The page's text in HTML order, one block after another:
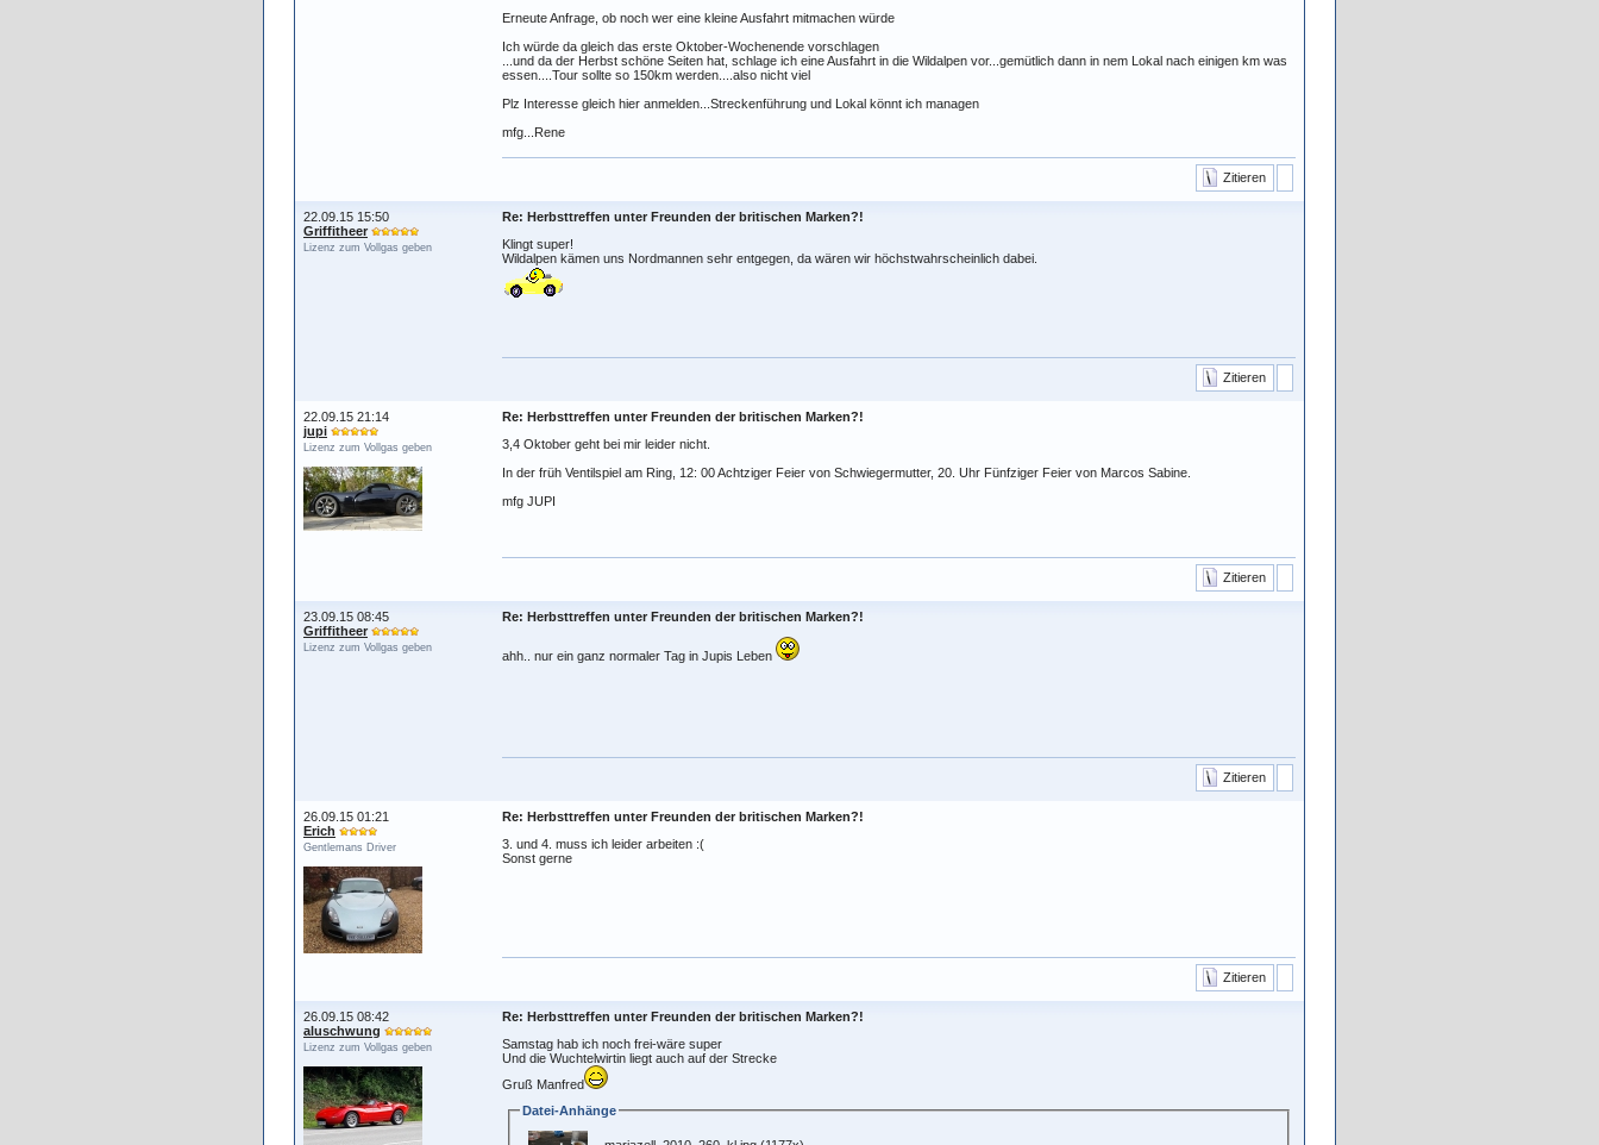
Erneute Anfrage, ob noch wer eine kleine Ausfahrt mitmachen würde
Ich würde da gleich das erste Oktober-Wochenende vorschlagen
...und da der Herbst schöne Seiten hat, schlage ich eine Ausfahrt in die Wildalpen vor...gemütlich dann in nem Lokal nach einigen km was
essen....Tour sollte so 150km werden....also nicht viel
Plz Interesse gleich hier anmelden...Streckenführung und Lokal könnt ich managen
mfg...Rene
Zitieren
22.09.15 15:50
Griffitheer
Lizenz zum Vollgas geben
Re: Herbsttreffen unter Freunden der britischen Marken?!
Klingt super!
Wildalpen kämen uns Nordmannen sehr entgegen, da wären wir höchstwahrscheinlich dabei.
Zitieren
22.09.15 21:14
jupi
Lizenz zum Vollgas geben
Re: Herbsttreffen unter Freunden der britischen Marken?!
3,4 Oktober geht bei mir leider nicht.
In der früh Ventilspiel am Ring, 12: 00 Achtziger Feier von Schwiegermutter, 20. Uhr Fünfziger Feier von Marcos Sabine.
mfg JUPI
Zitieren
23.09.15 08:45
Griffitheer
Lizenz zum Vollgas geben
Re: Herbsttreffen unter Freunden der britischen Marken?!
ahh.. nur ein ganz normaler Tag in Jupis Leben
Zitieren
26.09.15 01:21
Erich
Gentlemans Driver
Re: Herbsttreffen unter Freunden der britischen Marken?!
3. und 4. muss ich leider arbeiten :(
Sonst gerne
Zitieren
26.09.15 08:42
aluschwung
Lizenz zum Vollgas geben
Re: Herbsttreffen unter Freunden der britischen Marken?!
Samstag hab ich noch frei-wäre super
Und die Wuchtelwirtin liegt auch auf der Strecke
Gruß Manfred
Datei-Anhänge